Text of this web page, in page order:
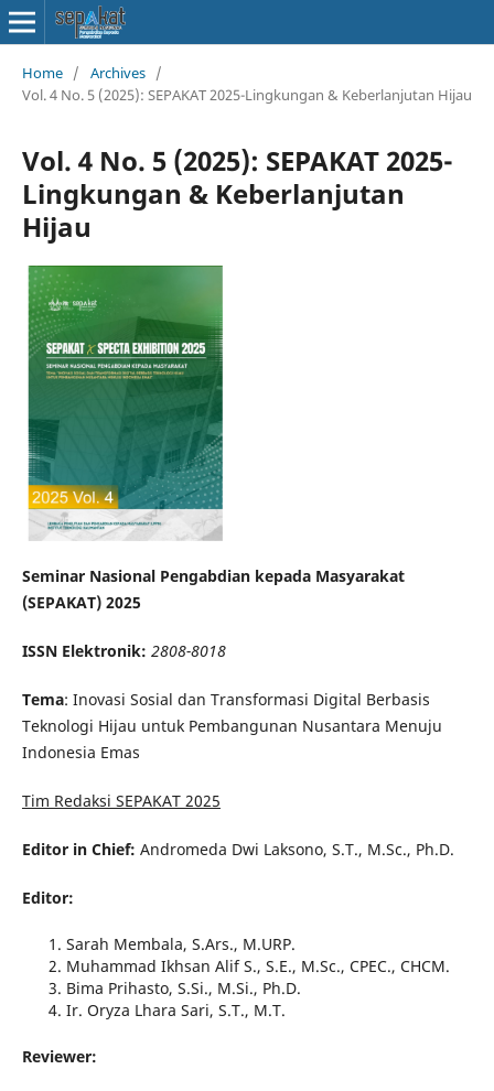
Home / Archives /
Vol. 4 No. 5 (2025): SEPAKAT 2025-Lingkungan & Keberlanjutan Hijau
Vol. 4 No. 5 (2025): SEPAKAT 2025-
Lingkungan & Keberlanjutan
Hijau
Seminar Nasional Pengabdian kepada Masyarakat
(SEPAKAT) 2025
ISSN Elektronik: 2808-8018
Tema: Inovasi Sosial dan Transformasi Digital Berbasis
Teknologi Hijau untuk Pembangunan Nusantara Menuju
Indonesia Emas
Tim Redaksi SEPAKAT 2025
Editor in Chief: Andromeda Dwi Laksono, S.T., M.Sc., Ph.D.
Editor:
Sarah Membala, S.Ars., M.URP.
Muhammad Ikhsan Alif S., S.E., M.Sc., CPEC., CHCM.
Bima Prihasto, S.Si., M.Si., Ph.D.
Ir. Oryza Lhara Sari, S.T., M.T.
Reviewer: